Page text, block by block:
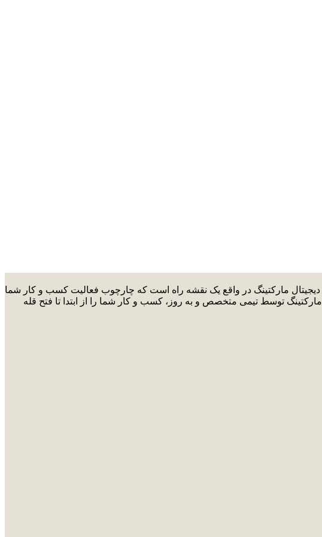
دیجیتال مارکتینگ در واقع یک نقشه راه است که چارچوب فعالیت کسب و کار شما
مارکتینگ توسط تیمی متخصص و به روز، کسب و کار شما را از ابتدا تا فتح قله